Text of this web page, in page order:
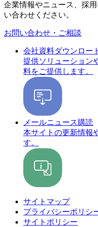
企業情報やニュース、採
い合わせください。
お問い合わせ・ご相談
会社資料ダウンロー
提供ソリューション
料をご提供します。
メールニュース購読
本サイトの更新情報
す。
サイトマップ
プライバシーポリシ
サイトポリシー